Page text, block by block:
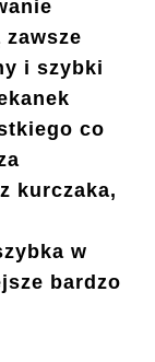
i szybki
co
kurczaka,
w
bardzo